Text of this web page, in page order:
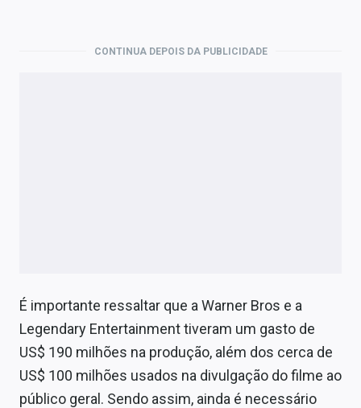
CONTINUA DEPOIS DA PUBLICIDADE
É importante ressaltar que a Warner Bros e a
Legendary Entertainment tiveram um gasto de
US$ 190 milhões na produção, além dos cerca de
US$ 100 milhões usados na divulgação do filme ao
público geral. Sendo assim, ainda é necessário